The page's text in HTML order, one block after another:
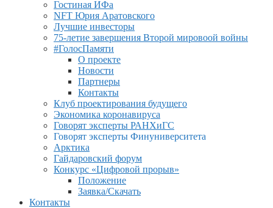
Гостиная ИФа
NFT Юрия Аратовского
Лучшие инвесторы
75-летие завершения Второй мировоой войны
#ГолосПамяти
О проекте
Новости
Партнеры
Контакты
Клуб проектирования будущего
Экономика коронавируса
Говорят эксперты РАНХиГС
Говорят эксперты Финуниверситета
Арктика
Гайдаровский форум
Конкурс «Цифровой прорыв»
Положение
Заявка/Скачать
Контакты